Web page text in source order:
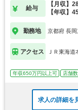
給与
【月収】
【年収】
勤務地 京都府 長岡
アクセス ＪＲ東海
年収650万円以上可 店舗
求人の詳細を